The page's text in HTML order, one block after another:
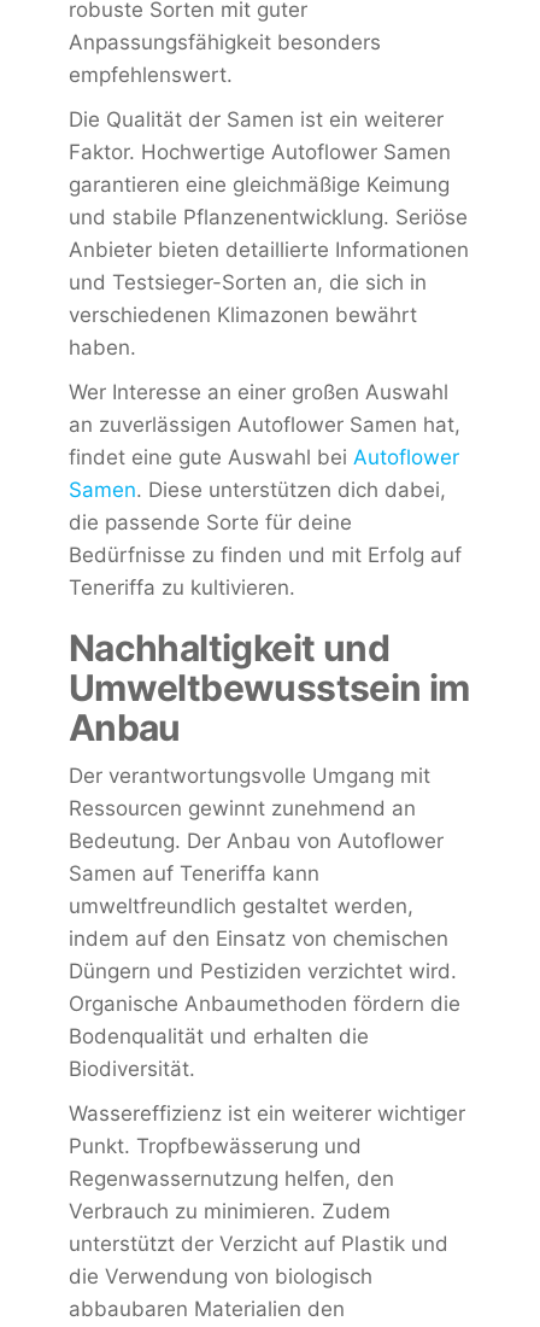
robuste Sorten mit guter
Anpassungsfähigkeit besonders
empfehlenswert.
Die Qualität der Samen ist ein weiterer
Faktor. Hochwertige Autoflower Samen
garantieren eine gleichmäßige Keimung
und stabile Pflanzenentwicklung. Seriöse
Anbieter bieten detaillierte Informationen
und Testsieger-Sorten an, die sich in
verschiedenen Klimazonen bewährt
haben.
Wer Interesse an einer großen Auswahl
an zuverlässigen Autoflower Samen hat,
findet eine gute Auswahl bei Autoflower
Samen. Diese unterstützen dich dabei,
die passende Sorte für deine
Bedürfnisse zu finden und mit Erfolg auf
Teneriffa zu kultivieren.
Nachhaltigkeit und
Umweltbewusstsein im
Anbau
Der verantwortungsvolle Umgang mit
Ressourcen gewinnt zunehmend an
Bedeutung. Der Anbau von Autoflower
Samen auf Teneriffa kann
umweltfreundlich gestaltet werden,
indem auf den Einsatz von chemischen
Düngern und Pestiziden verzichtet wird.
Organische Anbaumethoden fördern die
Bodenqualität und erhalten die
Biodiversität.
Wassereffizienz ist ein weiterer wichtiger
Punkt. Tropfbewässerung und
Regenwassernutzung helfen, den
Verbrauch zu minimieren. Zudem
unterstützt der Verzicht auf Plastik und
die Verwendung von biologisch
abbaubaren Materialien den